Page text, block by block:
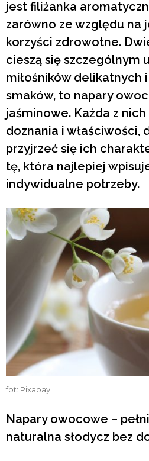
jest filiżanka
zarówno ze względu na
korzyści zdrowotne.
cieszą się szczególnym
miłośników delikatnych
smaków, to napary
jaśminowe. Każda z
doznania i
przyjrzeć się ich
tę, która najlepiej
indywidualne potrzeby.
fot: Pixabay
Napary owocowe –
naturalna słodycz bez